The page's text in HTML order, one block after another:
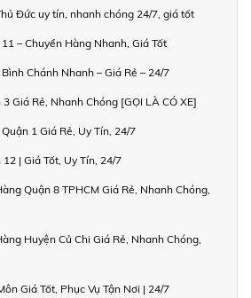
Đức uy tín, nhanh chóng 24/7, giá tốt
– Chuyển Hàng Nhanh, Giá Tốt
Chánh Nhanh – Giá Rẻ – 24/7
Giá Rẻ, Nhanh Chóng [GỌI LÀ CÓ XE]
1 Giá Rẻ, Uy Tín, 24/7
| Giá Tốt, Uy Tín, 24/7
Quận 8 TPHCM Giá Rẻ, Nhanh Chóng,
Huyện Củ Chi Giá Rẻ, Nhanh Chóng,
Giá Tốt, Phục Vụ Tận Nơi | 24/7